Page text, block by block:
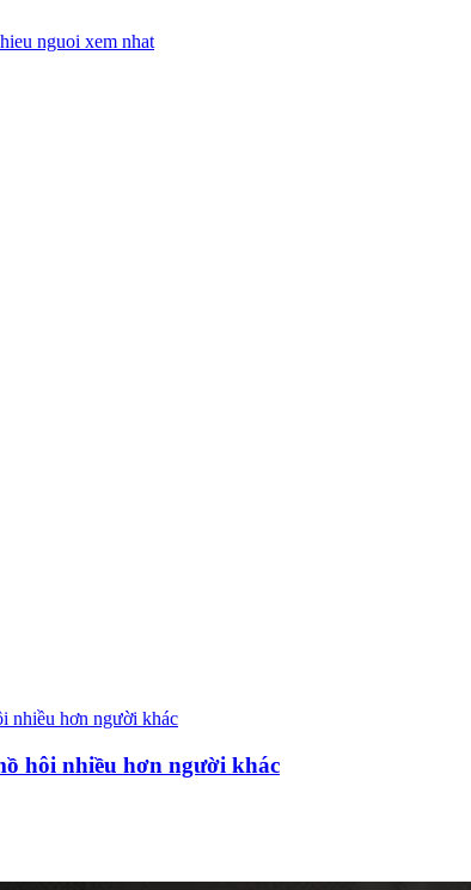
hôi nhiều hơn người khác